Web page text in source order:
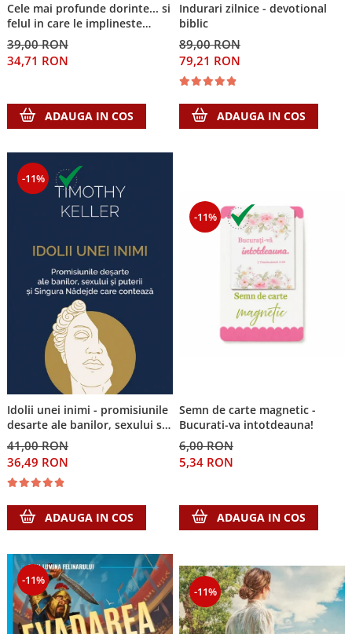
Cele mai profunde dorinte... si
felul in care le implineste
invatatura crestina
39,00 RON
34,71 RON
ADAUGA IN COS
Indurari zilnice - devotional
biblic
89,00 RON
79,21 RON
ADAUGA IN COS
-11%
Idolii unei inimi - promisiunile
desarte ale banilor, sexului si
puterii si Singura Nadejde care
conteaza
41,00 RON
36,49 RON
ADAUGA IN COS
-11%
Semn de carte magnetic -
Bucurati-va intotdeauna!
6,00 RON
5,34 RON
ADAUGA IN COS
-11%
-11%